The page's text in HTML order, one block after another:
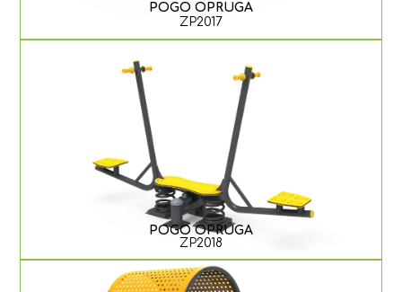
POGO OPRUGA
ZP2017
POGO OPRUGA
ZP2018